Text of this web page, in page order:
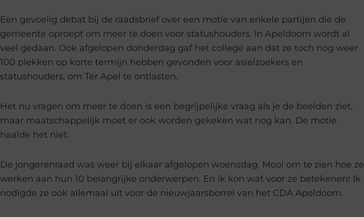
Een gevoelig debat bij de raadsbrief over een motie van enkele partijen die de
gemeente oproept om meer te doen voor statushouders. In Apeldoorn wordt al
veel gedaan. Ook afgelopen donderdag gaf het college aan dat ze toch nog weer
100 plekken op korte termijn hebben gevonden voor asielzoekers en
statushouders, om Ter Apel te ontlasten.
Het nu vragen om meer te doen is een begrijpelijke vraag als je de beelden ziet,
maar maatschappelijk moet er ook worden gekeken wat nog kan. De motie
haalde het niet.
De jongerenraad was weer bij elkaar afgelopen woensdag. Mooi om te zien hoe ze
werken aan hun 10 belangrijke onderwerpen. En ik kon wat voor ze betekenen! Ik
nodigde ze ook allemaal uit voor de nieuwjaarsborrel van het CDA Apeldoorn.